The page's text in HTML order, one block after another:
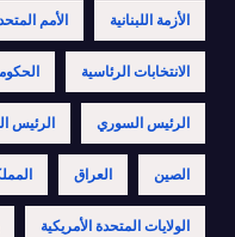
الأزمة اللبنانية الأمم
الانتخابات الرئاسية
الرئيس السوري الرئيس
الصين العراق
الولايات المتحدة الأمريكية